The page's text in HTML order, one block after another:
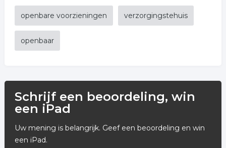
openbare voorzieningen verzorgingstehuis
openbaar
Schrijf een beoordeling, win
een iPad
Uw mening is belangrijk. Geef een beoordeling en win
een iPad.